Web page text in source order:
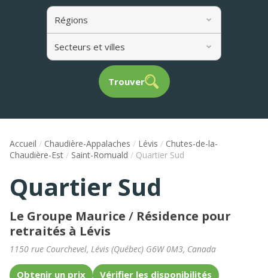
Régions
Secteurs et villes
Trouver
Accueil / Chaudière-Appalaches / Lévis / Chutes-de-la-
Chaudière-Est / Saint-Romuald / Quartier Sud
Quartier Sud
Le Groupe Maurice / Résidence pour
retraités à Lévis
1150 rue Courchevel, Lévis (Québec) G6W 0M3, Canada
Obtenir un prix
Vérifier les disponibilités